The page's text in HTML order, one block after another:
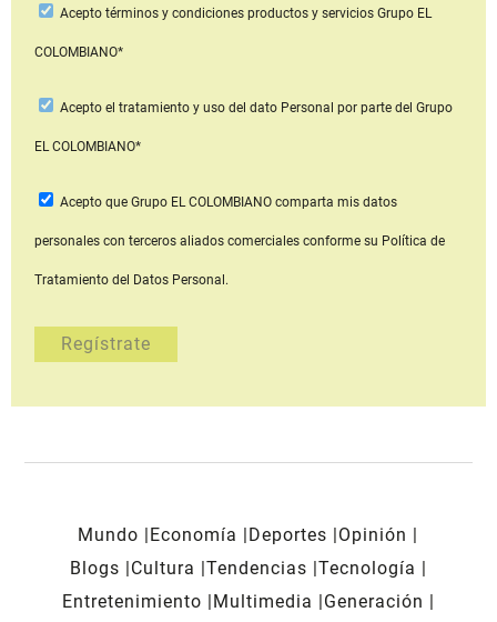
Aceptotérminos y condiciones productos y serviciosGrupo EL
COLOMBIANO*
Acepto el tratamiento y uso del dato Personal por parte del Grupo
EL COLOMBIANO*
Acepto que Grupo EL COLOMBIANOcomparta mis datos
personales con terceros aliados comerciales conforme su Política de
Tratamiento del Datos Personal.
Mundo Economía Deportes
Opinión
Blogs
Cultura Tendencias Tecnología
Entretenimiento
Multimedia
Generación